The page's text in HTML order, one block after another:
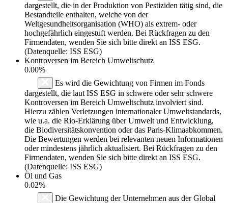
dargestellt, die in der Produktion von Pestiziden tätig sind, die
Bestandteile enthalten, welche von der
Weltgesundheitsorganisation (WHO) als extrem- oder
hochgefährlich eingestuft werden. Bei Rückfragen zu den
Firmendaten, wenden Sie sich bitte direkt an ISS ESG.
(Datenquelle: ISS ESG)
Kontroversen im Bereich Umweltschutz
0.00%
Es wird die Gewichtung von Firmen im Fonds
dargestellt, die laut ISS ESG in schwere oder sehr schwere
Kontroversen im Bereich Umweltschutz involviert sind.
Hierzu zählen Verletzungen internationaler Umweltstandards,
wie u.a. die Rio-Erklärung über Umwelt und Entwicklung,
die Biodiversitätskonvention oder das Paris-Klimaabkommen.
Die Bewertungen werden bei relevanten neuen Informationen
oder mindestens jährlich aktualisiert. Bei Rückfragen zu den
Firmendaten, wenden Sie sich bitte direkt an ISS ESG.
(Datenquelle: ISS ESG)
Öl und Gas
0.02%
Die Gewichtung der Unternehmen aus der Global